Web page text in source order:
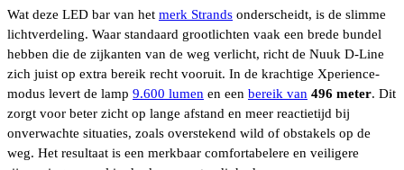
Wat deze LED bar van het merk Strands onderscheidt, is de slimme
lichtverdeling. Waar standaard grootlichten vaak een brede bundel
hebben die de zijkanten van de weg verlicht, richt de Nuuk D-Line
zich juist op extra bereik recht vooruit. In de krachtige Xperience-
modus levert de lamp 9.600 lumen en een bereik van 496 meter. Dit
zorgt voor beter zicht op lange afstand en meer reactietijd bij
onverwachte situaties, zoals overstekend wild of obstakels op de
weg. Het resultaat is een merkbaar comfortabelere en veiligere